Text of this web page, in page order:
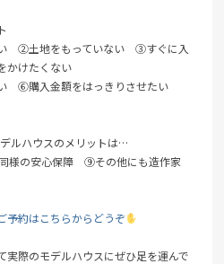
②土地をもっていない ③すぐに入
けたくない
⑥購入金額をはっきりさせたい
ルハウスのメリットは…
の安心保障 ⑨その他にも造作家
予約はこちらからどうぞ
実際のモデルハウスにぜひ足を運んで